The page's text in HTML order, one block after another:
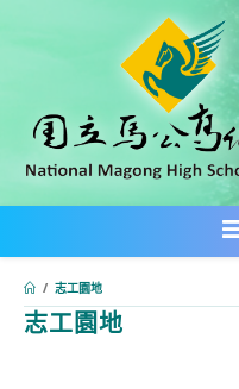
內
志工園地
/ 志工園地